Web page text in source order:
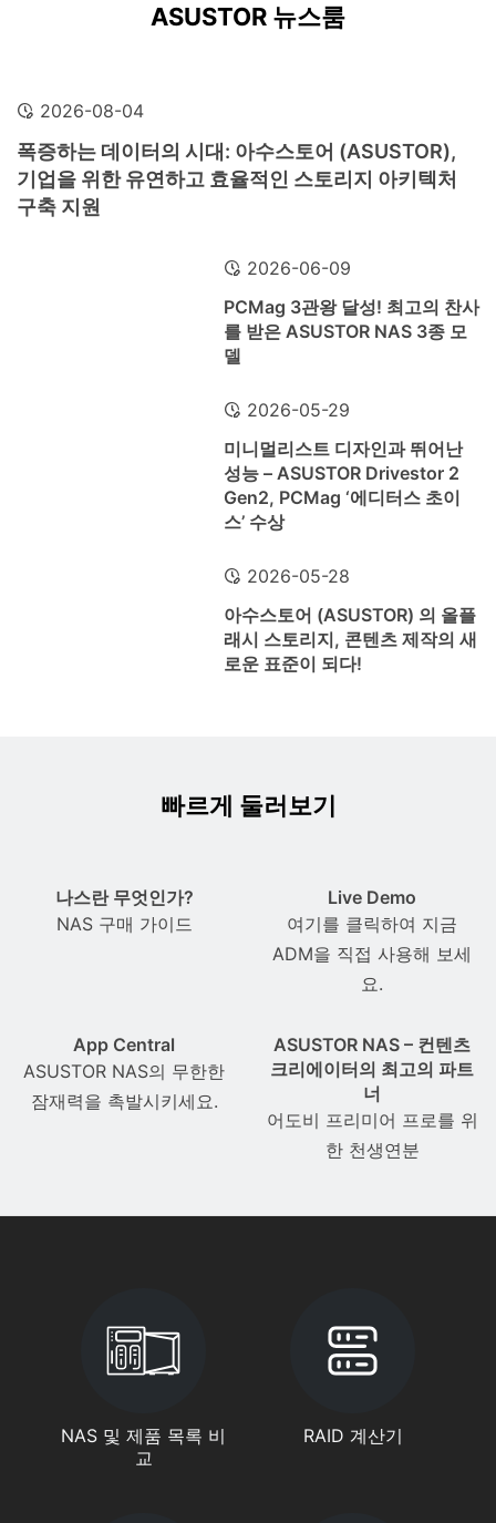
ASUSTOR 뉴스룸
2026-08-04
폭증하는 데이터의 시대: 아수스토어 (ASUSTOR),
기업을 위한 유연하고 효율적인 스토리지 아키텍처
구축 지원
2026-06-09
PCMag 3관왕 달성! 최고의 찬사
를 받은 ASUSTOR NAS 3종 모
델
2026-05-29
미니멀리스트 디자인과 뛰어난
성능 – ASUSTOR Drivestor 2
Gen2, PCMag ‘에디터스 초이
스’ 수상
2026-05-28
아수스토어 (ASUSTOR) 의 올플
래시 스토리지, 콘텐츠 제작의 새
로운 표준이 되다!
빠르게 둘러보기
나스란 무엇인가?
NAS 구매 가이드
Live Demo
여기를 클릭하여 지금
ADM을 직접 사용해 보세
요.
App Central
ASUSTOR NAS의 무한한
잠재력을 촉발시키세요.
ASUSTOR NAS – 컨텐츠
크리에이터의 최고의 파트
너
어도비 프리미어 프로를 위
한 천생연분
NAS 및 제품 목록 비
교
RAID 계산기